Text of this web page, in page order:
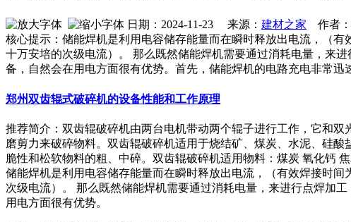
日期：2024-11-23 来源： 建材之家 作者：
核心提示：储能焊机是利用电容储存能量而在瞬时释放出电流，（
十万安培的次级电流）。 那么既然储能焊机需要通过消耗电量，来
备，自然会在用电方面很有优势。首先，储能焊机的电路充电非常迅
郑州双齿辊式破碎机的设备性能和工作原理
推荐简介：双齿辊破碎机由两台电机带动两个辊子进行工作，它和
磨剪力来破碎物料。双齿辊破碎机适用于烧结矿、煤炭、水泥、硅
脆性和松软物料的粗、中碎。双齿辊破碎机适用物料：煤炭 氧化钙
储能焊机是利用电容储存能量而在瞬时释放出电流，（有效焊接时
次级电流）。 那么既然储能焊机需要通过消耗电量，来进行点焊加
用电方面很有优势。